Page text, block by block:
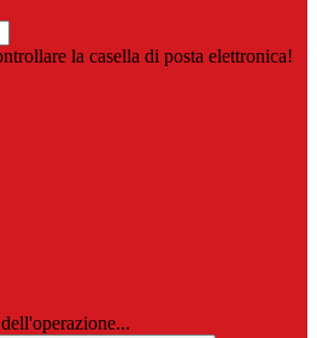
la casella di posta elettronica!